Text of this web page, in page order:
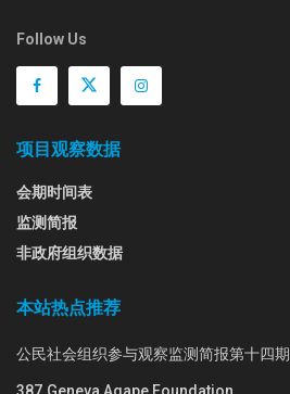
Follow Us
项目观察数据
会期时间表
监测简报
非政府组织数据
本站热点推荐
公民社会组织参与观察监测简报第十四期